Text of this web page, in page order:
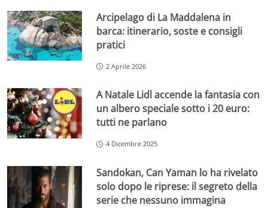
Arcipelago di La Maddalena in
barca: itinerario, soste e consigli
pratici
2 Aprile 2026
A Natale Lidl accende la fantasia con
un albero speciale sotto i 20 euro:
tutti ne parlano
4 Dicembre 2025
Sandokan, Can Yaman lo ha rivelato
solo dopo le riprese: il segreto della
serie che nessuno immagina